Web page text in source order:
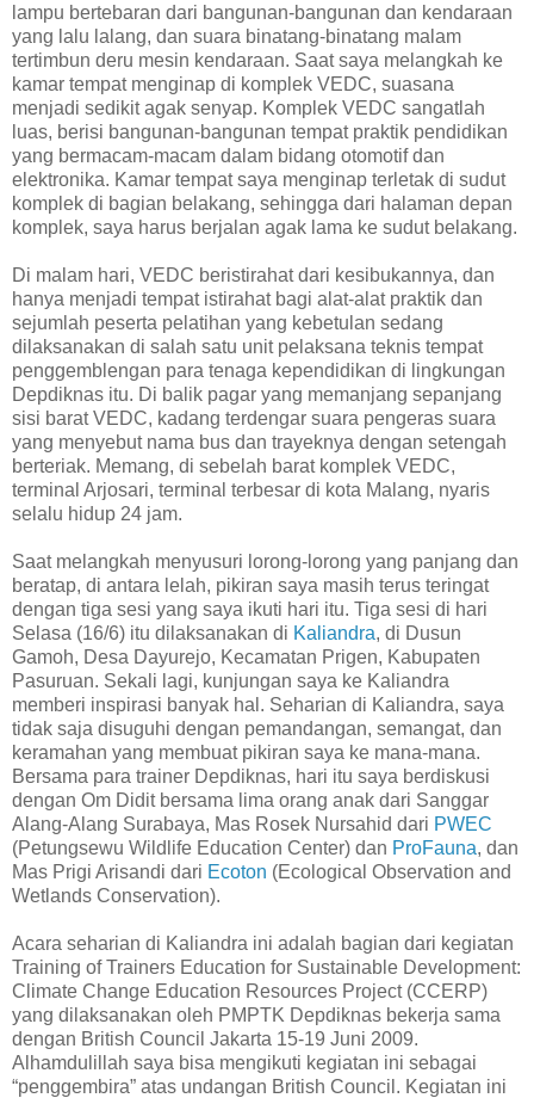
lampu bertebaran dari bangunan-bangunan dan kendaraan
yang lalu lalang, dan suara binatang-binatang malam
tertimbun deru mesin kendaraan. Saat saya melangkah ke
kamar tempat menginap di komplek VEDC, suasana
menjadi sedikit agak senyap. Komplek VEDC sangatlah
luas, berisi bangunan-bangunan tempat praktik pendidikan
yang bermacam-macam dalam bidang otomotif dan
elektronika. Kamar tempat saya menginap terletak di sudut
komplek di bagian belakang, sehingga dari halaman depan
komplek, saya harus berjalan agak lama ke sudut belakang.
Di malam hari, VEDC beristirahat dari kesibukannya, dan
hanya menjadi tempat istirahat bagi alat-alat praktik dan
sejumlah peserta pelatihan yang kebetulan sedang
dilaksanakan di salah satu unit pelaksana teknis tempat
penggemblengan para tenaga kependidikan di lingkungan
Depdiknas itu. Di balik pagar yang memanjang sepanjang
sisi barat VEDC, kadang terdengar suara pengeras suara
yang menyebut nama bus dan trayeknya dengan setengah
berteriak. Memang, di sebelah barat komplek VEDC,
terminal Arjosari, terminal terbesar di kota Malang, nyaris
selalu hidup 24 jam.
Saat melangkah menyusuri lorong-lorong yang panjang dan
beratap, di antara lelah, pikiran saya masih terus teringat
dengan tiga sesi yang saya ikuti hari itu. Tiga sesi di hari
Selasa (16/6) itu dilaksanakan di Kaliandra, di Dusun
Gamoh, Desa Dayurejo, Kecamatan Prigen, Kabupaten
Pasuruan. Sekali lagi, kunjungan saya ke Kaliandra
memberi inspirasi banyak hal. Seharian di Kaliandra, saya
tidak saja disuguhi dengan pemandangan, semangat, dan
keramahan yang membuat pikiran saya ke mana-mana.
Bersama para trainer Depdiknas, hari itu saya berdiskusi
dengan Om Didit bersama lima orang anak dari Sanggar
Alang-Alang Surabaya, Mas Rosek Nursahid dari PWEC
(Petungsewu Wildlife Education Center) dan ProFauna, dan
Mas Prigi Arisandi dari Ecoton (Ecological Observation and
Wetlands Conservation).
Acara seharian di Kaliandra ini adalah bagian dari kegiatan
Training of Trainers Education for Sustainable Development:
Climate Change Education Resources Project (CCERP)
yang dilaksanakan oleh PMPTK Depdiknas bekerja sama
dengan British Council Jakarta 15-19 Juni 2009.
Alhamdulillah saya bisa mengikuti kegiatan ini sebagai
“penggembira” atas undangan British Council. Kegiatan ini